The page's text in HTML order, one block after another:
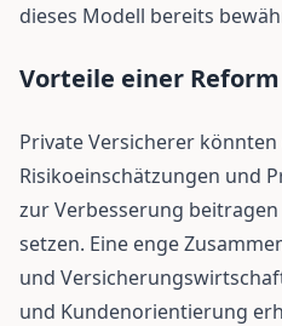
dieses Modell bereits
Vorteile einer Reform
Private Versicherer
Risikoeinschätzungen und
zur Verbesserung
setzen. Eine enge
und
und Kundenorientierung